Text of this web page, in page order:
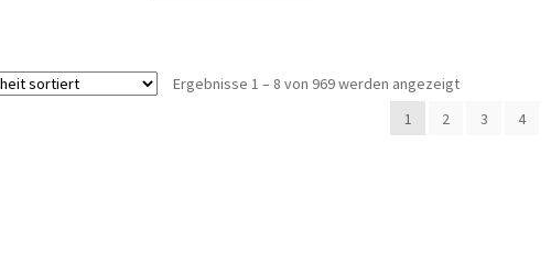
Ergebnisse 1 – 8 von 969 werden angezeigtNach
1 2 3 4